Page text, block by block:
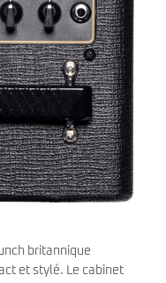
britannique
et stylé. Le cabinet